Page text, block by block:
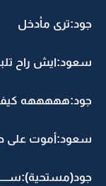
جود:ترى مأدخل
سعود:ايش راح
جود:هههههه
سعود:أموت